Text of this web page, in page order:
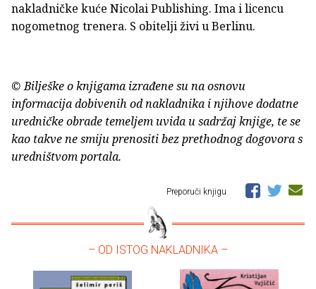
nakladničke kuće Nicolai Publishing. Ima i licencu
nogometnog trenera. S obitelji živi u Berlinu.
© Bilješke o knjigama izrađene su na osnovu
informacija dobivenih od nakladnika i njihove dodatne
uredničke obrade temeljem uvida u sadržaj knjige, te se
kao takve ne smiju prenositi bez prethodnog dogovora s
uredništvom portala.
Preporuči knjigu
– OD ISTOG NAKLADNIKA –